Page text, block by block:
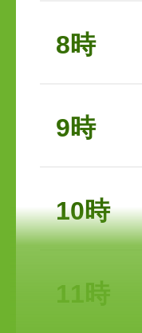
8時
9時
10時
11時